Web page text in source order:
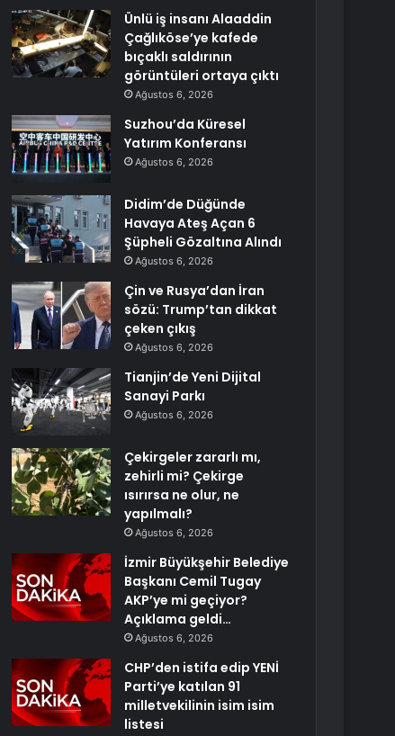
Ünlü iş insanı Alaaddin
Çağlıköse’ye kafede
bıçaklı saldırının
görüntüleri ortaya çıktı
Ağustos 6, 2026
Suzhou’da Küresel
Yatırım Konferansı
Ağustos 6, 2026
Didim’de Düğünde
Havaya Ateş Açan 6
Şüpheli Gözaltına Alındı
Ağustos 6, 2026
Çin ve Rusya’dan İran
sözü: Trump’tan dikkat
çeken çıkış
Ağustos 6, 2026
Tianjin’de Yeni Dijital
Sanayi Parkı
Ağustos 6, 2026
Çekirgeler zararlı mı,
zehirli mi? Çekirge
ısırırsa ne olur, ne
yapılmalı?
Ağustos 6, 2026
İzmir Büyükşehir Belediye
Başkanı Cemil Tugay
AKP’ye mi geçiyor?
Açıklama geldi…
Ağustos 6, 2026
CHP’den istifa edip YENİ
Parti’ye katılan 91
milletvekilinin isim isim
listesi